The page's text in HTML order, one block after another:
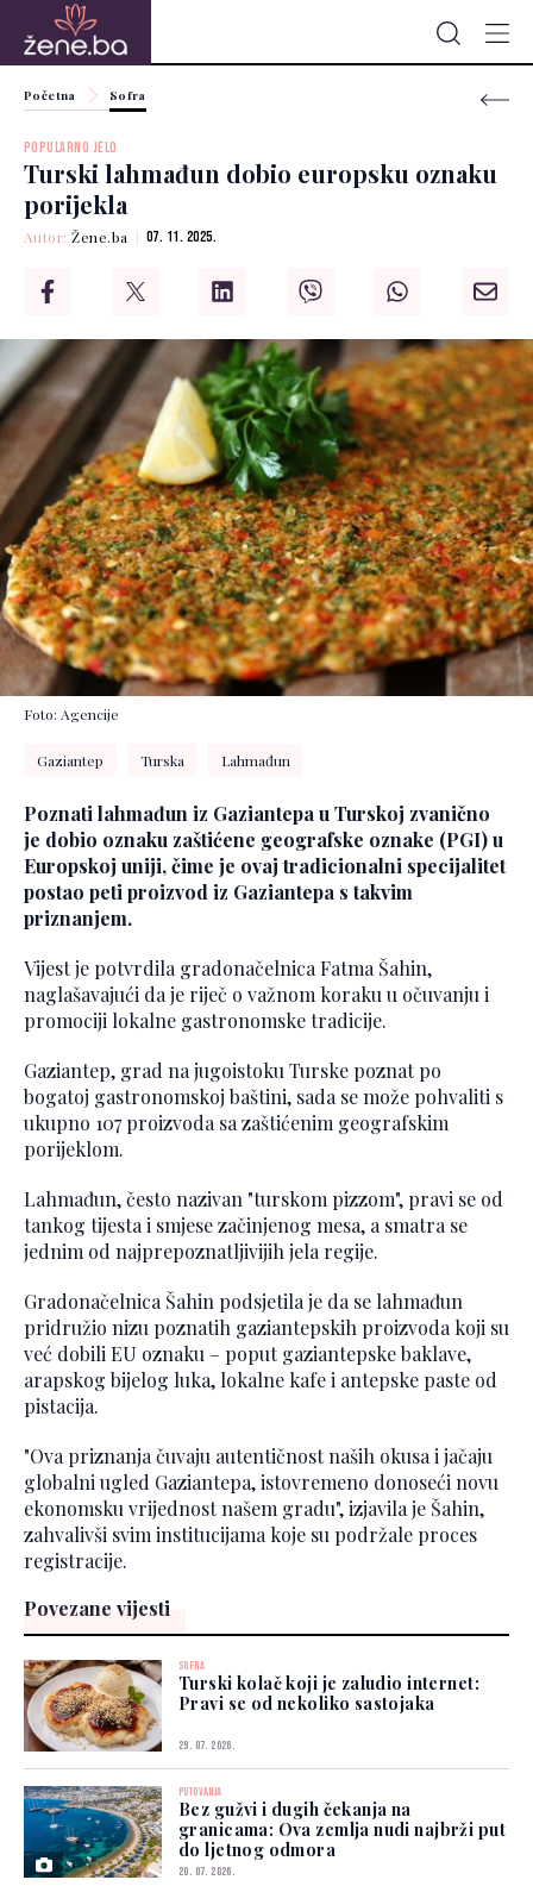
Početna Sofra
POPULARNO JELO
Turski lahmađun dobio europsku oznaku
porijekla
Autor:Žene.ba 07. 11. 2025.
Foto: Agencije
Gaziantep Turska Lahmađun
Poznati lahmađun iz Gaziantepa u Turskoj zvanično
je dobio ozna­ku zaštićene geografske oznake (PGI) u
Europskoj uniji, čime je ovaj tradicionalni specijalitet
postao peti proizvod iz Gaziantepa s takvim
priznanjem.
Vijest je potvrdila gradonačelnica Fatma Šahin,
naglašavajući da je riječ o važnom koraku u očuvanju i
promociji lokalne gastronomske tradicije.
Gaziantep, grad na jugoistoku Turske poznat po
bogatoj gastronomskoj baštini, sada se može pohvaliti s
ukupno 107 proizvoda sa zaštićenim geografskim
porijeklom.
Lahmađun, često nazivan "turskom pizzom", pravi se od
tankog tijesta i smjese začinjenog mesa, a smatra se
jednim od najprepoznatljivijih jela regije.
Gradonačelnica Šahin podsjetila je da se lahmađun
pridružio nizu poznatih gaziantepskih proizvoda koji su
već dobili EU oznaku – poput gaziantepske baklave,
arapskog bijelog luka, lokalne kafe i antepske paste od
pistacija.
"Ova priznanja čuvaju autentičnost naših okusa i jačaju
globalni ugled Gaziantepa, istovremeno donoseći novu
ekonomsku vrijednost našem gradu", izjavila je Šahin,
zahvalivši svim institucijama koje su podržale proces
registracije.
Povezane vijesti
SOFRA
Turski kolač koji je zaludio internet:
Pravi se od nekoliko sastojaka
29. 07. 2026.
PUTOVANJA
Bez gužvi i dugih čekanja na
granicama: Ova zemlja nudi najbrži put
do ljetnog odmora
20. 07. 2026.